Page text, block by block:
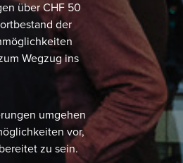
über CHF 50
der
Wegzug ins
umgehen
vor,
zu sein.